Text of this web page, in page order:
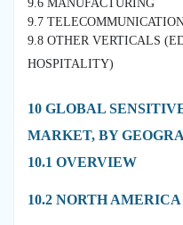
9.6 MANUFACTURING
9.7
9.8 OTHER VERTICALS
HOSPITALITY)
10 GLOBAL
MARKET, BY
10.1 OVERVIEW
10.2 NORTH AMERICA